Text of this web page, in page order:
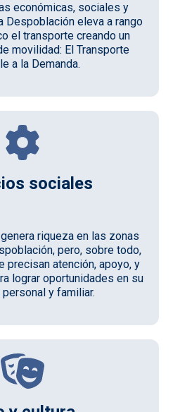
económicas, sociales y
Despoblación eleva a rango
el transporte creando un
movilidad: El Transporte
a la Demanda.
sociales
riqueza en las zonas
pero, sobre todo,
precisan atención, apoyo, y
lograr oportunidades en su
y familiar.